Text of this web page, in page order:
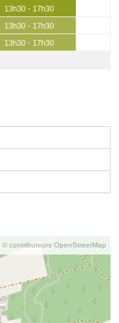
13h30 - 17h30
13h30 - 17h30
13h30 - 17h30
© contributeurs OpenStreetMap